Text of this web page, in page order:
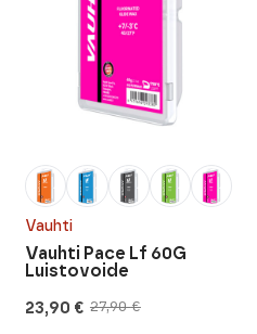
Vauhti
27,90€
Alkuperäinen
23,90 €
Nykyinen
Vauhti Pace Lf 60G
Luistovoide